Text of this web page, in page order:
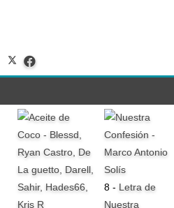
8 - Letra de
Nuestra